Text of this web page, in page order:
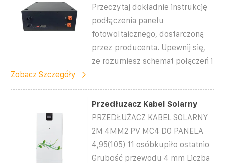
Przeczytaj dokładnie instrukcję
podłączenia panelu
fotowoltaicznego, dostarczoną
przez producenta. Upewnij się,
że rozumiesz schemat połączeń i
Zobacz Szczegóły
Przedłuzacz Kabel Solarny
PRZEDŁUŻACZ KABEL SOLARNY
2M 4MM2 PV MC4 DO PANELA
4,95(105) 11 osóbkupiło ostatnio
Grubość przewodu 4 mm Liczba